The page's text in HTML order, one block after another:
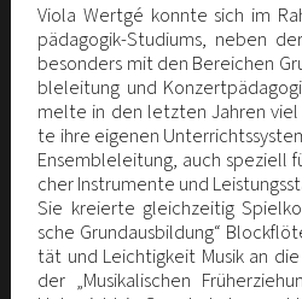
Vio­la Wert­gé konn­te sich im
päd­ago­gik-Stu­di­ums, neben
beson­ders mit den Berei­chen
ble­lei­tung und
mel­te in den letz­ten Jah­ren
te ihre eige­nen
Ensem­ble­lei­tung, auch spe­zi­ell
cher Instru­men­te und
Sie kre­ierte gleich­zei­tig
sche Grund­aus­bil­dung“
tät und Leich­tig­keit Musik an
der „Musi­ka­li­schen